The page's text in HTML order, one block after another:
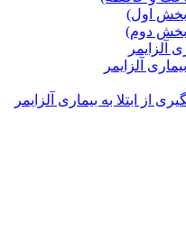
(بخش اول)
(بخش دوم)
آلزایمر
ابتلا به بیماری آلزایمر